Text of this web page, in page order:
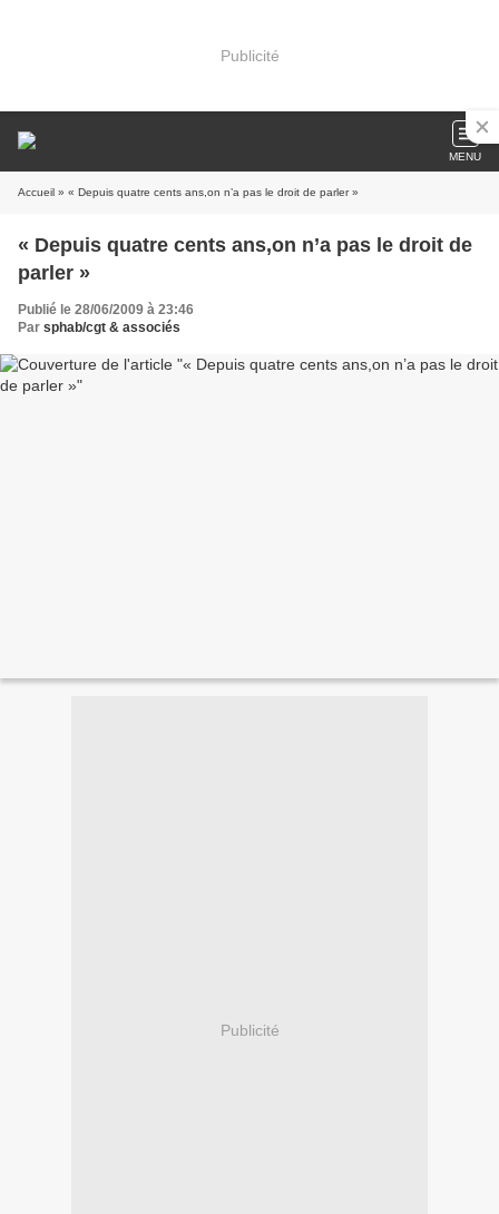
Publicité
MENU
Accueil » « Depuis quatre cents ans,on n’a pas le droit de parler »
« Depuis quatre cents ans,on n’a pas le droit de
parler »
Publié le 28/06/2009 à 23:46
Par sphab/cgt & associés
Publicité